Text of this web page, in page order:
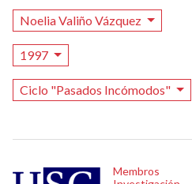
Noelia Valiño Vázquez
1997
Ciclo "Pasados Incómodos"
Membros